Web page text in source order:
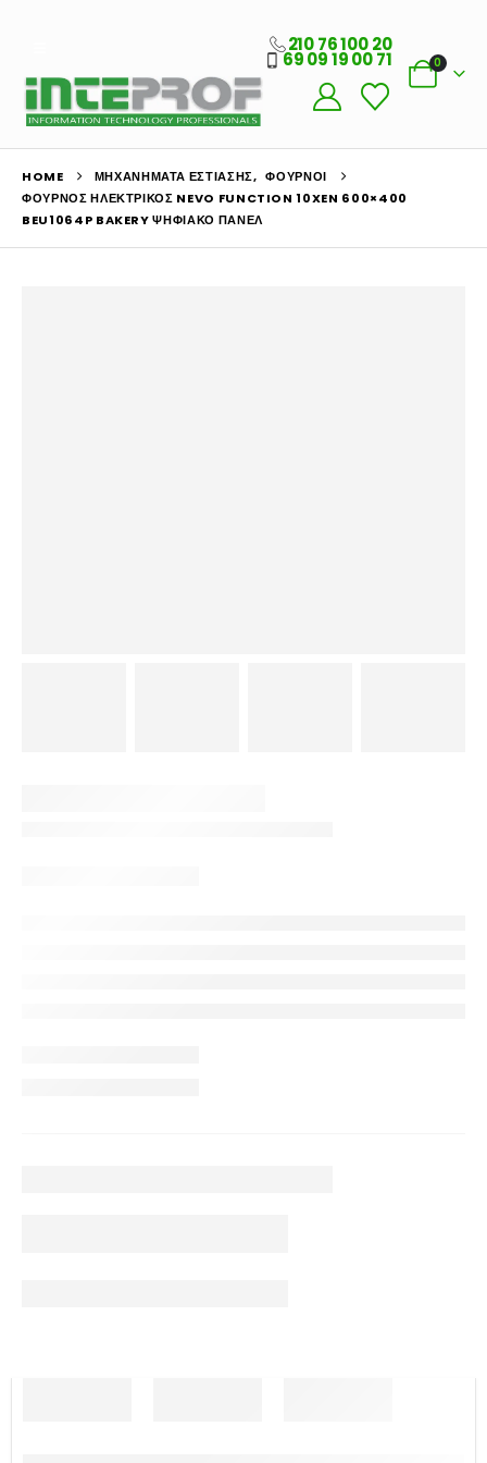
210 76 100 20
69 09 19 00 71 0
HOME ΜΗΧΑΝΉΜΑΤΑ ΕΣΤΊΑΣΗΣ, ΦΟΎΡΝΟΙ
ΦΟΎΡΝΟΣ ΗΛΕΚΤΡΙΚΌΣ NEVO FUNCTION 10XEN 600×400
BEU1064P BAKERY ΨΗΦΙΑΚΌ ΠΆΝΕΛ